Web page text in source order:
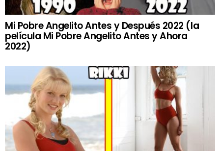
Mi Pobre Angelito Antes y Después 2022 (la
película Mi Pobre Angelito Antes y Ahora
2022)